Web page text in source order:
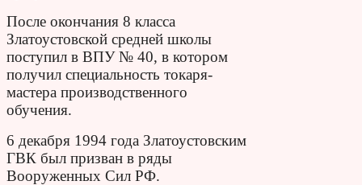
После окончания 8 класса
Златоустовской средней школы
поступил в ВПУ № 40, в котором
получил специальность токаря-
мастера производственного
обучения.
6 декабря 1994 года Златоустовским
ГВК был призван в ряды
Вооруженных Сил РФ.